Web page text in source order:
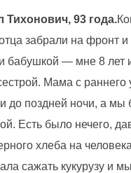
Тихонович, 93 года.
забрали на фронт
бабушкой — мне 8 лет
Мама с раннего
до поздней ночи, а мы
Есть было нечего,
хлеба на
сажать кукурузу и